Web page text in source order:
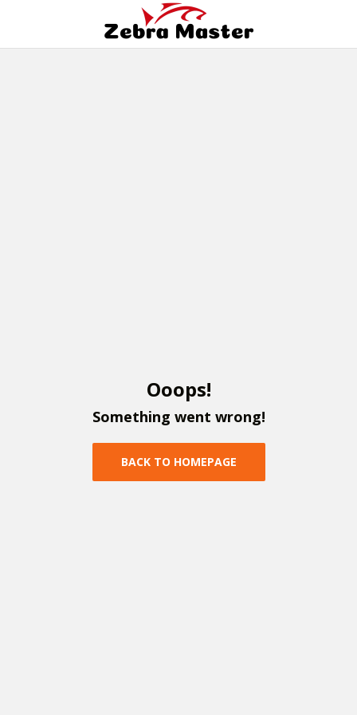
Ooops!
Something went wrong!
BACK TO HOMEPAGE